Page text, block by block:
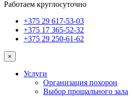
Работаем круглосуточно
+375 29 617-53-03
+375 17 365-52-32
+375 29 250-61-62
×
Услуги
Организация похорон
Выбор прощального зала